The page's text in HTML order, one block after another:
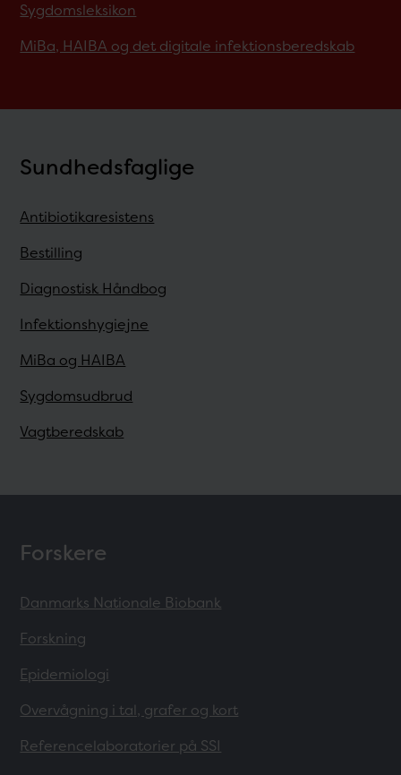
Sygdomsleksikon
MiBa, HAIBA og det digitale infektionsberedskab
Sundhedsfaglige
Antibiotikaresistens
Bestilling
Diagnostisk Håndbog
Infektionshygiejne
MiBa og HAIBA
Sygdomsudbrud
Vagtberedskab
Forskere
Danmarks Nationale Biobank
Forskning
Epidemiologi
Overvågning i tal, grafer og kort
Referencelaboratorier på SSI